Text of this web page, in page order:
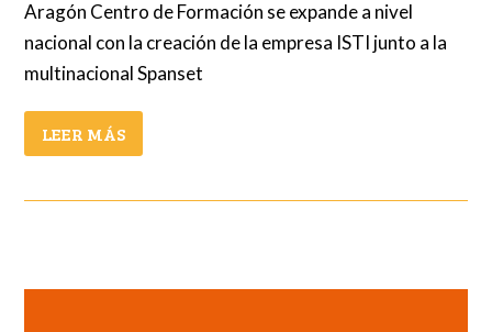
Aragón Centro de Formación se expande a nivel
nacional con la creación de la empresa ISTI junto a la
multinacional Spanset
LEER MÁS